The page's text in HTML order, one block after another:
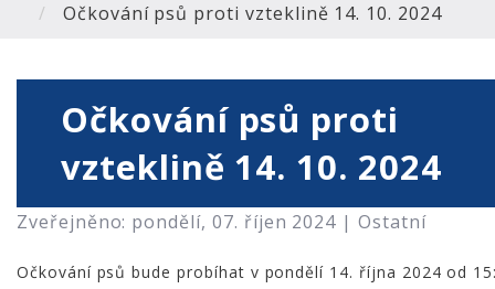
Očkování psů proti vzteklině 14. 10. 2024
Očkování psů proti
vzteklině 14. 10. 2024
Zveřejněno: pondělí, 07. říjen 2024 |Ostatní
Očkování psů bude probíhat v pondělí 14. října 2024 od